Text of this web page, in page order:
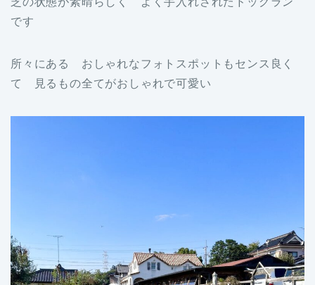
です
所々にある おしゃれなフォトスポットもセンス良く
て 見るもの全てがおしゃれで可愛い